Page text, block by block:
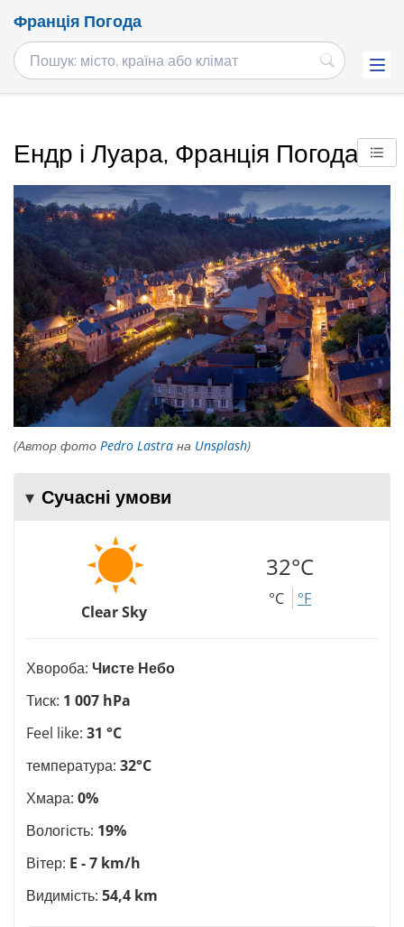
Франція Погода
Ендр і Луара, Франція Погода
(Автор фото Pedro Lastra на Unsplash)
Сучасні умови
Clear Sky
32°C
°C °F
Хвороба: Чисте Небо
Тиск: 1 007 hPa
Feel like: 31 °C
температура: 32°C
Хмара: 0%
Вологість: 19%
Вітер: E - 7 km/h
Видимість: 54,4 km